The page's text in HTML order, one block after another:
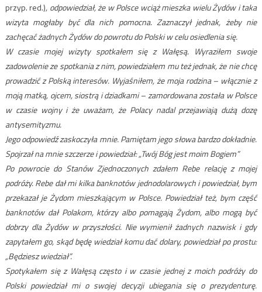
przyp. red.), odpowiedział, że w Polsce wciąż mieszka wielu Żydów i taka
wizyta mogłaby być dla nich pomocna. Zaznaczył jednak, żeby nie
zachęcać żadnych Żydów do powrotu do Polski w celu osiedlenia się.
W czasie mojej wizyty spotkałem się z Wałęsą. Wyraziłem swoje
zadowolenie ze spotkania z nim, powiedziałem mu też jednak, że nie chcę
prowadzić z Polską interesów. Wyjaśniłem, że moja rodzina – włącznie z
moją matką, ojcem, siostrą i dziadkami – zamordowana została w Polsce
w czasie wojny i że uważam, że Polacy nadal przejawiają dużą dozę
antysemityzmu.
Jego odpowiedź zaskoczyła mnie. Pamiętam jego słowa bardzo dokładnie.
Spojrzał na mnie szczerze i powiedział: „Twój Bóg jest moim Bogiem”
Po powrocie do Stanów Zjednoczonych zdałem Rebe relację z mojej
podróży. Rebe dał mi kilka banknotów jednodolarowych i powiedział, bym
przekazał je Żydom mieszkającym w Polsce. Powiedział też, bym część
banknotów dał Polakom, którzy albo pomagają Żydom, albo mogą być
dobrzy dla Żydów w przyszłości. Nie wymienił żadnych nazwisk i gdy
zapytałem go, skąd będę wiedział komu dać dolary, powiedział po prostu:
„Będziesz wiedział”.
Spotykałem się z Wałęsą często i w czasie jednej z moich podróży do
Polski powiedział mi o swojej decyzji ubiegania się o prezydenturę.